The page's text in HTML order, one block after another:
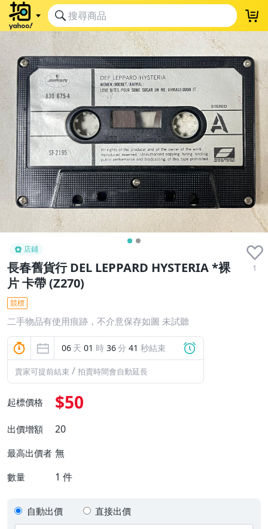
店鋪
長春舊貨行 DEL LEPPARD HYSTERIA *裸
片 卡帶 (Z270)
1
競標
二手物品有使用痕跡，不介意保存如圖 未試聽
06 天 01 時 36分 41 秒結束
賣家可提前結束 / 拍賣時間會自動延長
起標價格 $50
出價增額 20
最高出價者 無
數量 1 件
自動出價 直接出價